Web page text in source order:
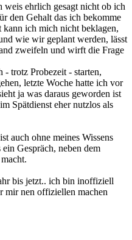
weis ehrlich gesagt nicht ob ich
den Gehalt das ich bekomme
ich mich nicht beklagen,
wie wir geplant werden, lässt
zweifeln und wirft die Frage
- trotz Probezeit - starten,
letzte Woche hatte ich vor
ja was daraus geworden ist
Spätdienst eher nutzlos als
auch ohne meines Wissens
Gespräch, neben dem
bis jetzt.. ich bin inoffiziell
mir nen offiziellen machen